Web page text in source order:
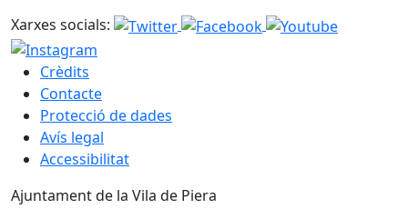
Xarxes socials:
Crèdits
Contacte
Protecció de dades
Avís legal
Accessibilitat
Ajuntament de la Vila de Piera